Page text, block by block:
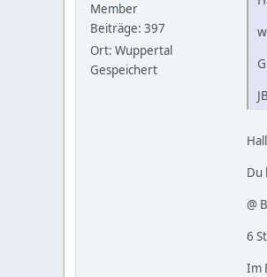
Member
Beiträge: 397
Ort: Wuppertal
Gespeichert
JB
Du
@
6
Im